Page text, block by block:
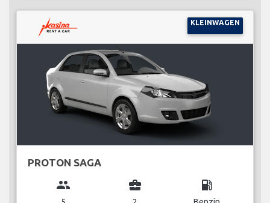
KLEINWAGEN
PROTON SAGA
group business_center local_gas_station